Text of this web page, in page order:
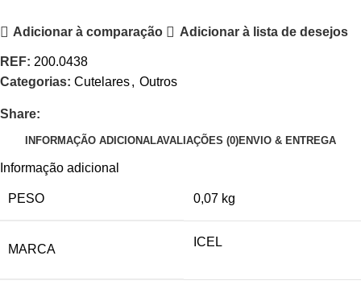
Adicionar à comparação Adicionar à lista de desejos
REF: 200.0438
Categorias: Cutelares, Outros
Share:
INFORMAÇÃO ADICIONALAVALIAÇÕES (0)ENVIO & ENTREGA
Informação adicional
PESO 0,07 kg
MARCA
ICEL